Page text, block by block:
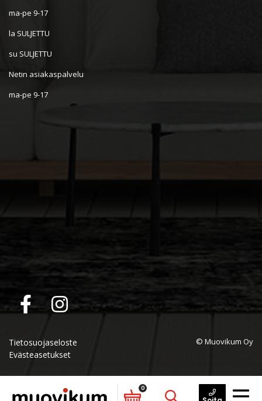
0
ma-pe 9-17
la SULJETTU
su SULJETTU
Netin asiakaspalvelu
ma-pe 9-17
Tietosuojaseloste
Evästeasetukset
© Muovikum Oy